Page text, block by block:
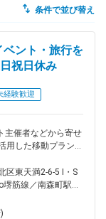
条件で並び替え
ント・旅行を
祝日休み
経験歓迎
主催者などから寄せ
用した移動プランを
くりに貢献する役割
リング ・貸切バス
・申込手続き対応
区東天満2-6-5 I・S
筋線／南森町駅受